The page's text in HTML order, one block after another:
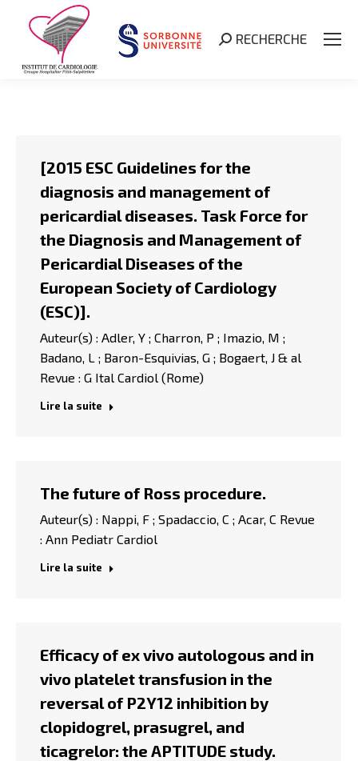
Search:
RECHERCHE
[2015 ESC Guidelines for the
diagnosis and management of
pericardial diseases. Task Force for
the Diagnosis and Management of
Pericardial Diseases of the
European Society of Cardiology
(ESC)].
Auteur(s) : Adler, Y ; Charron, P ; Imazio, M ;
Badano, L ; Baron-Esquivias, G ; Bogaert, J & al
Revue : G Ital Cardiol (Rome)
Lire la suite
The future of Ross procedure.
Auteur(s) : Nappi, F ; Spadaccio, C ; Acar, C Revue
: Ann Pediatr Cardiol
Lire la suite
Efficacy of ex vivo autologous and in
vivo platelet transfusion in the
reversal of P2Y12 inhibition by
clopidogrel, prasugrel, and
ticagrelor: the APTITUDE study.